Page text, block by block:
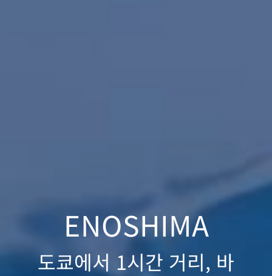
ENOSHIMA
도쿄에서 1시간 거리, 바